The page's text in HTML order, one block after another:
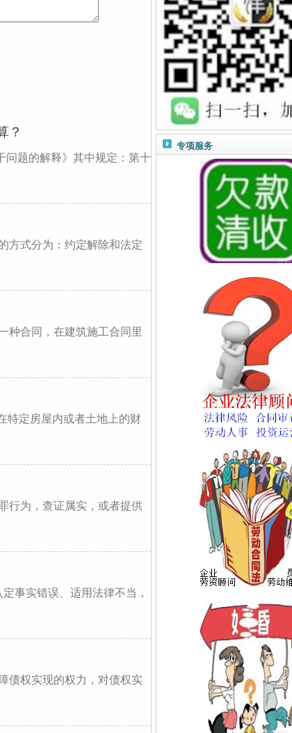
？
问题的解释》其中规定：第十
方式分为：约定解除和法定
种合同，在建筑施工合同里
特定房屋内或者土地上的财
行为，查证属实，或者提供
事实错误、适用法律不当，
债权实现的权力，对债权实
专项服务